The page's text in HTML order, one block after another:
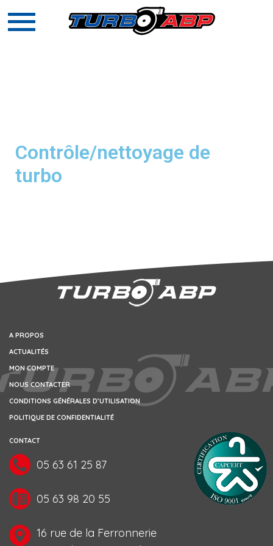
Contrôle/nettoyage de
turbo
A PROPOS
ACTUALITÉS
MON COMPTE
NOUS CONTACTER
CONDITIONS GÉNÉRALES D’UTILISATION
POLITIQUE DE CONFIDENTIALITÉ
CONTACT
05 63 61 25 87
05 63 98 20 55
16 rue de la Ferronnerie